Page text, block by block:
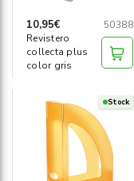
10,95€
50388
Revistero
collecta plus
color gris
Stock